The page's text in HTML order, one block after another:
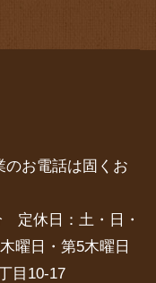
お電話は固くお
定休日：土・日・
曜日・第5木曜日
目10-17